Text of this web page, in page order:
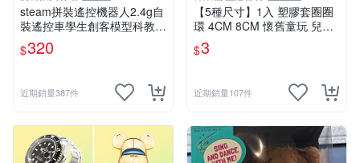
steam拼裝遙控機器人2.4g自
裝遙控車學生創客模型科教玩
具 推薦推薦締造W
$320
近期銷量387件
【5種尺寸】1入 塑膠套圈圈
環 4CM 8CM 懷舊童玩 兒童
玩具 夜市套圈圈 塑膠套環 遊
戲道具 套環
$3
近期銷量107件